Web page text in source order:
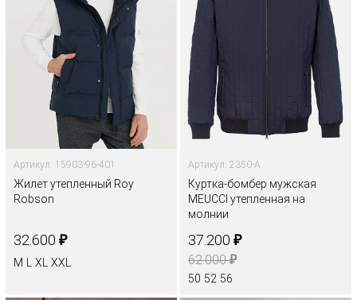
Артикул: 15903-96-401
Жилет утепленный Roy
Robson
32.600 ₽
M XL XXL
Артикул: 2350-A
Куртка-бомбер мужская
MEUCCI утепленная на
молнии
37.200 ₽
62.000₽
50 52 56